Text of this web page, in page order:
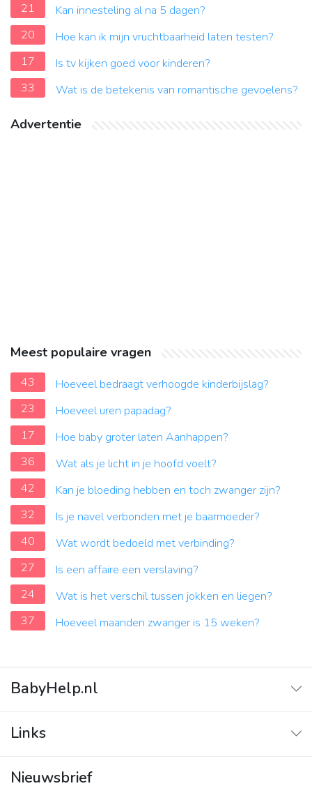
21
Kan innesteling al na 5 dagen?
20
Hoe kan ik mijn vruchtbaarheid laten testen?
17
Is tv kijken goed voor kinderen?
33
Wat is de betekenis van romantische gevoelens?
Advertentie
Meest populaire vragen
43
Hoeveel bedraagt verhoogde kinderbijslag?
23
Hoeveel uren papadag?
17
Hoe baby groter laten Aanhappen?
36
Wat als je licht in je hoofd voelt?
42
Kan je bloeding hebben en toch zwanger zijn?
32
Is je navel verbonden met je baarmoeder?
40
Wat wordt bedoeld met verbinding?
27
Is een affaire een verslaving?
24
Wat is het verschil tussen jokken en liegen?
37
Hoeveel maanden zwanger is 15 weken?
BabyHelp.nl
Vraag & Antwoord
Links
Contact
Nieuwsbrief